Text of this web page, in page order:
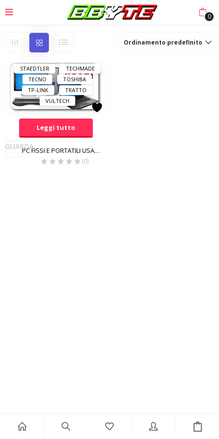
0
Ordinamento predefinito
MACH POWER
MSI
PNY
RAYOVAC
STAEDTLER
TECHMADE
TECNO
TOSHIBA
TP-LINK
TRATTO
VULTECH
Leggi tutto
GUARDA PC FISSI E PORTATILI USATI E GARANTITI
(0)